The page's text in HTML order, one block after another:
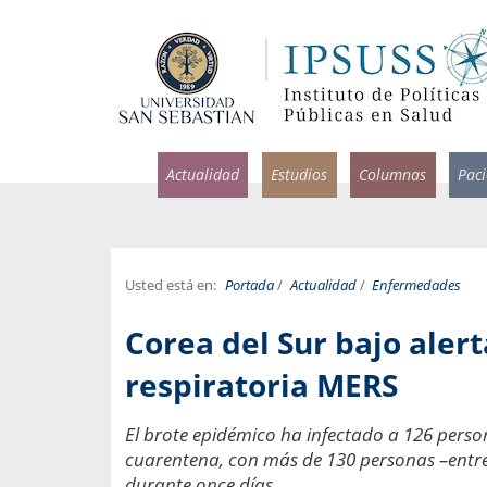
Actualidad Estudios Columnas
Usted está en: Portada/ Actualidad/ Enfermedades
Corea del Sur bajo
respiratoria MERS
El brote epidémico ha infectado a 126
cuarentena, con más de 130 personas
por incapacidad
Infectólogo y profesor
Medicina, Universidad
Usamos la palabra
una enfermedad